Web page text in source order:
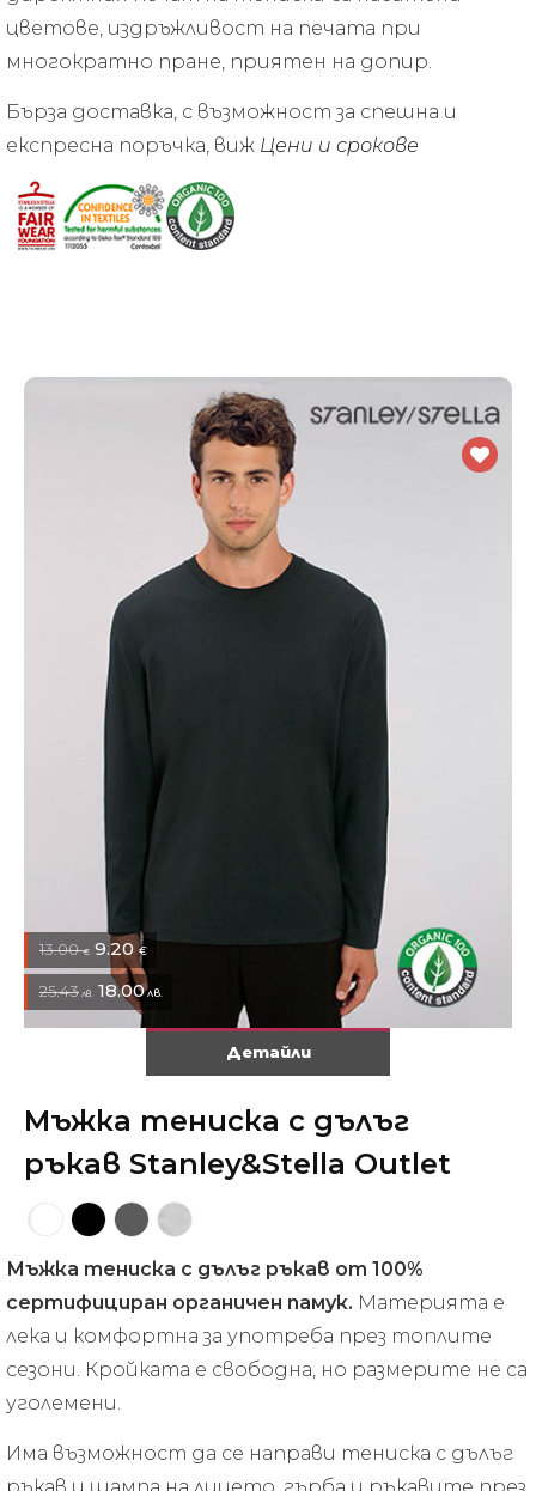
цветове, издръжливост на печата при
многократно пране, приятен на допир.
Бърза доставка, с възможност за спешна и
експресна поръчка, виж Цени и срокове
Детайли
13.00€ 9.20 €
25.43 лв. 18.00лв.
Мъжка тениска с дълъг
ръкав Stanley&Stella Outlet
Мъжка тениска с дълъг ръкав от 100%
сертифициран органичен памук. Материята е
лека и комфортна за употреба през топлите
сезони. Кройката е свободна, но размерите не са
уголемени.
Има възможност да се направи тениска с дълъг